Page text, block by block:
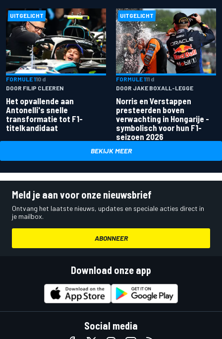
UITGELICHT
FORMULE 110 d
DOOR FILIP CLEEREN
Het opvallende aan
Antonelli's snelle
transformatie tot F1-
titelkandidaat
UITGELICHT
FORMULE 111 d
DOOR JAKE BOXALL-LEGGE
Norris en Verstappen
presteerden boven
verwachting in Hongarije -
symbolisch voor hun F1-
seizoen 2026
BEKIJK MEER
Meld je aan voor onze nieuwsbrief
Ontvang het laatste nieuws, updates en speciale acties direct in
je mailbox.
ABONNEER
Download onze app
Social media